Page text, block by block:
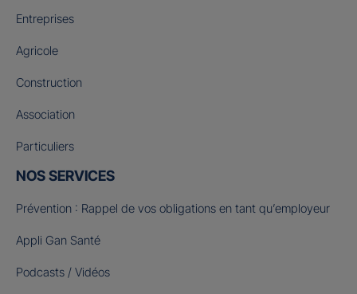
Entreprises
Agricole
Construction
Association
Particuliers
NOS SERVICES
Prévention : Rappel de vos obligations en tant qu’employeur
Appli Gan Santé
Podcasts / Vidéos